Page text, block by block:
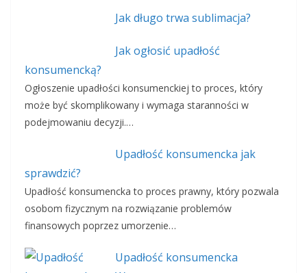
Jak długo trwa sublimacja?
Jak ogłosić upadłość
konsumencką?
Ogłoszenie upadłości konsumenckiej to proces, który
może być skomplikowany i wymaga staranności w
podejmowaniu decyzji.…
Upadłość konsumencka jak
sprawdzić?
Upadłość konsumencka to proces prawny, który pozwala
osobom fizycznym na rozwiązanie problemów
finansowych poprzez umorzenie…
Upadłość konsumencka